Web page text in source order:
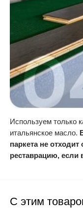
Используем только
итальянское масло.
паркета не
реставрацию, если
С этим